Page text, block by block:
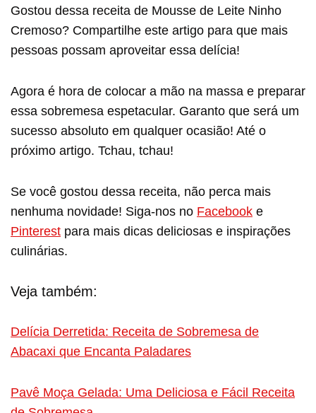
Gostou dessa receita de Mousse de Leite Ninho
Cremoso? Compartilhe este artigo para que mais
pessoas possam aproveitar essa delícia!
Agora é hora de colocar a mão na massa e preparar
essa sobremesa espetacular. Garanto que será um
sucesso absoluto em qualquer ocasião! Até o
próximo artigo. Tchau, tchau!
Se você gostou dessa receita, não perca mais
nenhuma novidade! Siga-nos no Facebook e
Pinterest para mais dicas deliciosas e inspirações
culinárias.
Veja também:
Delícia Derretida: Receita de Sobremesa de
Abacaxi que Encanta Paladares
Pavê Moça Gelada: Uma Deliciosa e Fácil Receita